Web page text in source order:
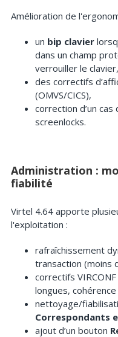
Amélioration de
un bip clavier
dans un champ
verrouiller le clavier,
des correctifs
(OMVS/CICS),
correction d’un
screenlocks.
Administration :
fiabilité
Virtel 4.64 apporte
l'exploitation :
rafraîchissement
transaction (moins
correctifs
longues,
nettoyage/
Correspondants
ajout d’un bouton